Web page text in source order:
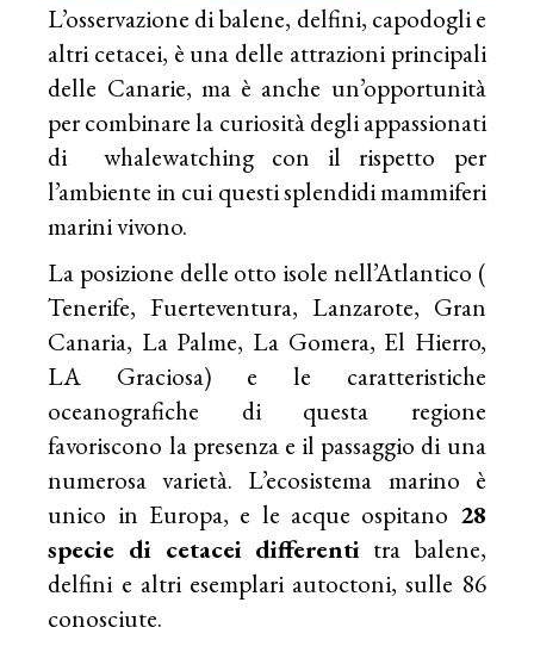
L’osservazione di balene, delfini, capodogli e
altri cetacei, è una delle attrazioni principali
delle Canarie, ma è anche un’opportunità
per combinare la curiosità degli appassionati
di whalewatching con il rispetto per
l’ambiente in cui questi splendidi mammiferi
marini vivono.
La posizione delle otto isole nell’Atlantico (
Tenerife, Fuerteventura, Lanzarote, Gran
Canaria, La Palme, La Gomera, El Hierro,
LA Graciosa) e le caratteristiche
oceanografiche di questa regione
favoriscono la presenza e il passaggio di una
numerosa varietà. L’ecosistema marino è
unico in Europa, e le acque ospitano 28
specie di cetacei differenti tra balene,
delfini e altri esemplari autoctoni, sulle 86
conosciute.